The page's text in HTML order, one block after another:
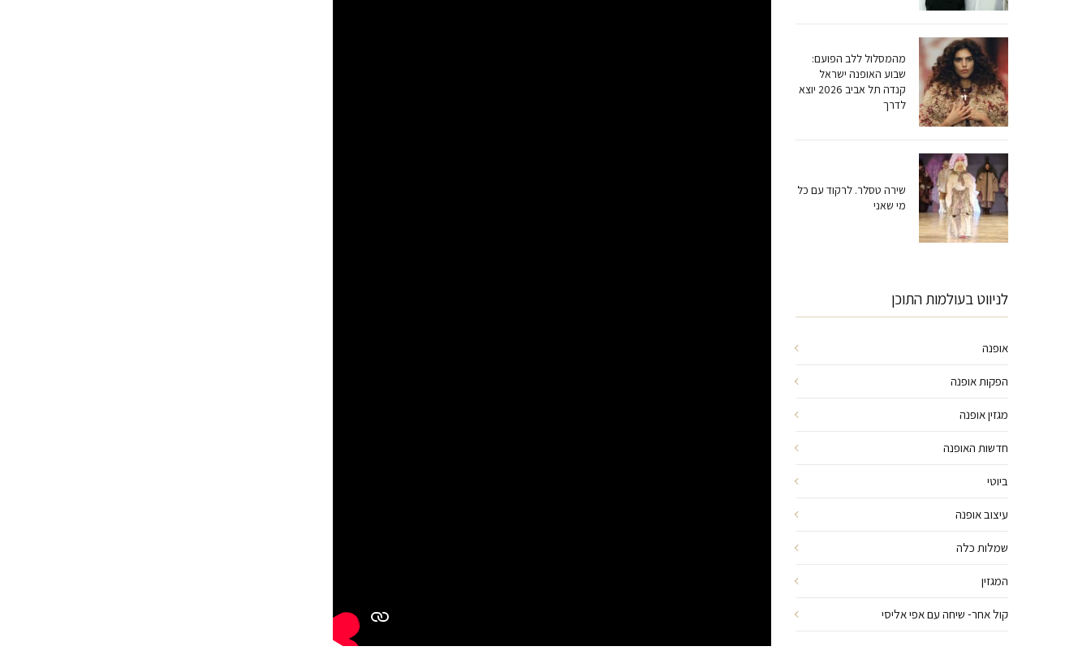
מהמסלול ללב הפועם:
שבוע האופנה ישראל
קנדה תל אביב 2026 יוצא
לדרך
שירה טסלר. לרקוד עם כל
מי שאני
לניווט בעולמות התוכן
אופנה
הפקות אופנה
מגזין אופנה
חדשות האופנה
ביוטי
עיצוב אופנה
שמלות כלה
המגזין
קול אחר- שיחה עם אפי אליסי